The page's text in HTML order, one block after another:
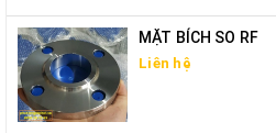
MẶT BÍCH SO RF
Liên hệ